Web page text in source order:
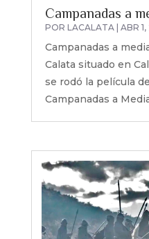
Campanadas a
POR LACALATA | ABR
Campanadas a
Calata situado en
se rodó la película
Campanadas a